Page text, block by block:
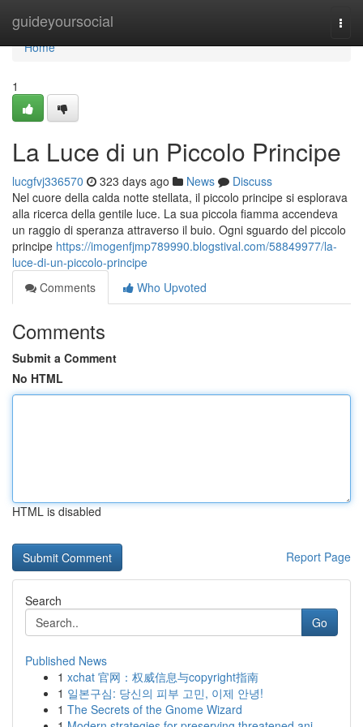
guideyoursocial
Home
Home
1
La Luce di un Piccolo Principe
lucgfvj336570 323 days ago News
Discuss
Nel cuore della calda notte stellata, il piccolo principe si esplorava
alla ricerca della gentile luce. La sua piccola fiamma accendeva
un raggio di speranza attraverso il buio. Ogni sguardo del piccolo
principe https://imogenfjmp789990.blogstival.com/58849977/la-
luce-di-un-piccolo-principe
Comments
Who Upvoted
Comments
Submit a Comment
No HTML
HTML is disabled
Report Page
Search
Go
Published News
1 xchat 官网：权威信息与copyright指南
1 일본구심: 당신의 피부 고민, 이제 안녕!
1 The Secrets of the Gnome Wizard